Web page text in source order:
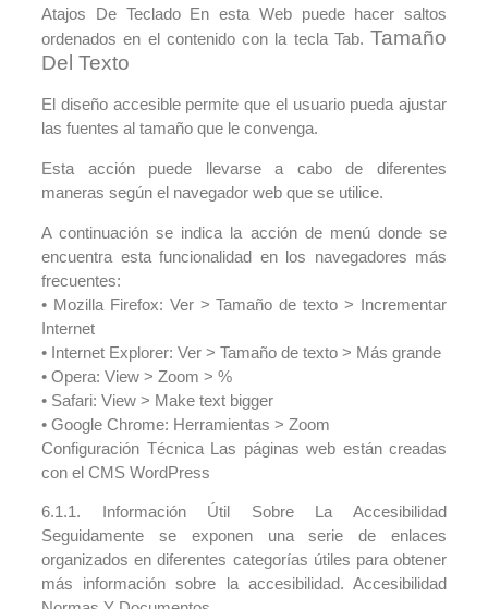
Atajos De Teclado En esta Web puede hacer saltos
ordenados en el contenido con la tecla Tab. Tamaño
Del Texto
El diseño accesible permite que el usuario pueda ajustar
las fuentes al tamaño que le convenga.
Esta acción puede llevarse a cabo de diferentes
maneras según el navegador web que se utilice.
A continuación se indica la acción de menú donde se
encuentra esta funcionalidad en los navegadores más
frecuentes:
• Mozilla Firefox: Ver > Tamaño de texto > Incrementar
Internet
• Internet Explorer: Ver > Tamaño de texto > Más grande
• Opera: View > Zoom > %
• Safari: View > Make text bigger
• Google Chrome: Herramientas > Zoom
Configuración Técnica Las páginas web están creadas
con el CMS WordPress
6.1.1. Información Útil Sobre La Accesibilidad
Seguidamente se exponen una serie de enlaces
organizados en diferentes categorías útiles para obtener
más información sobre la accesibilidad. Accesibilidad